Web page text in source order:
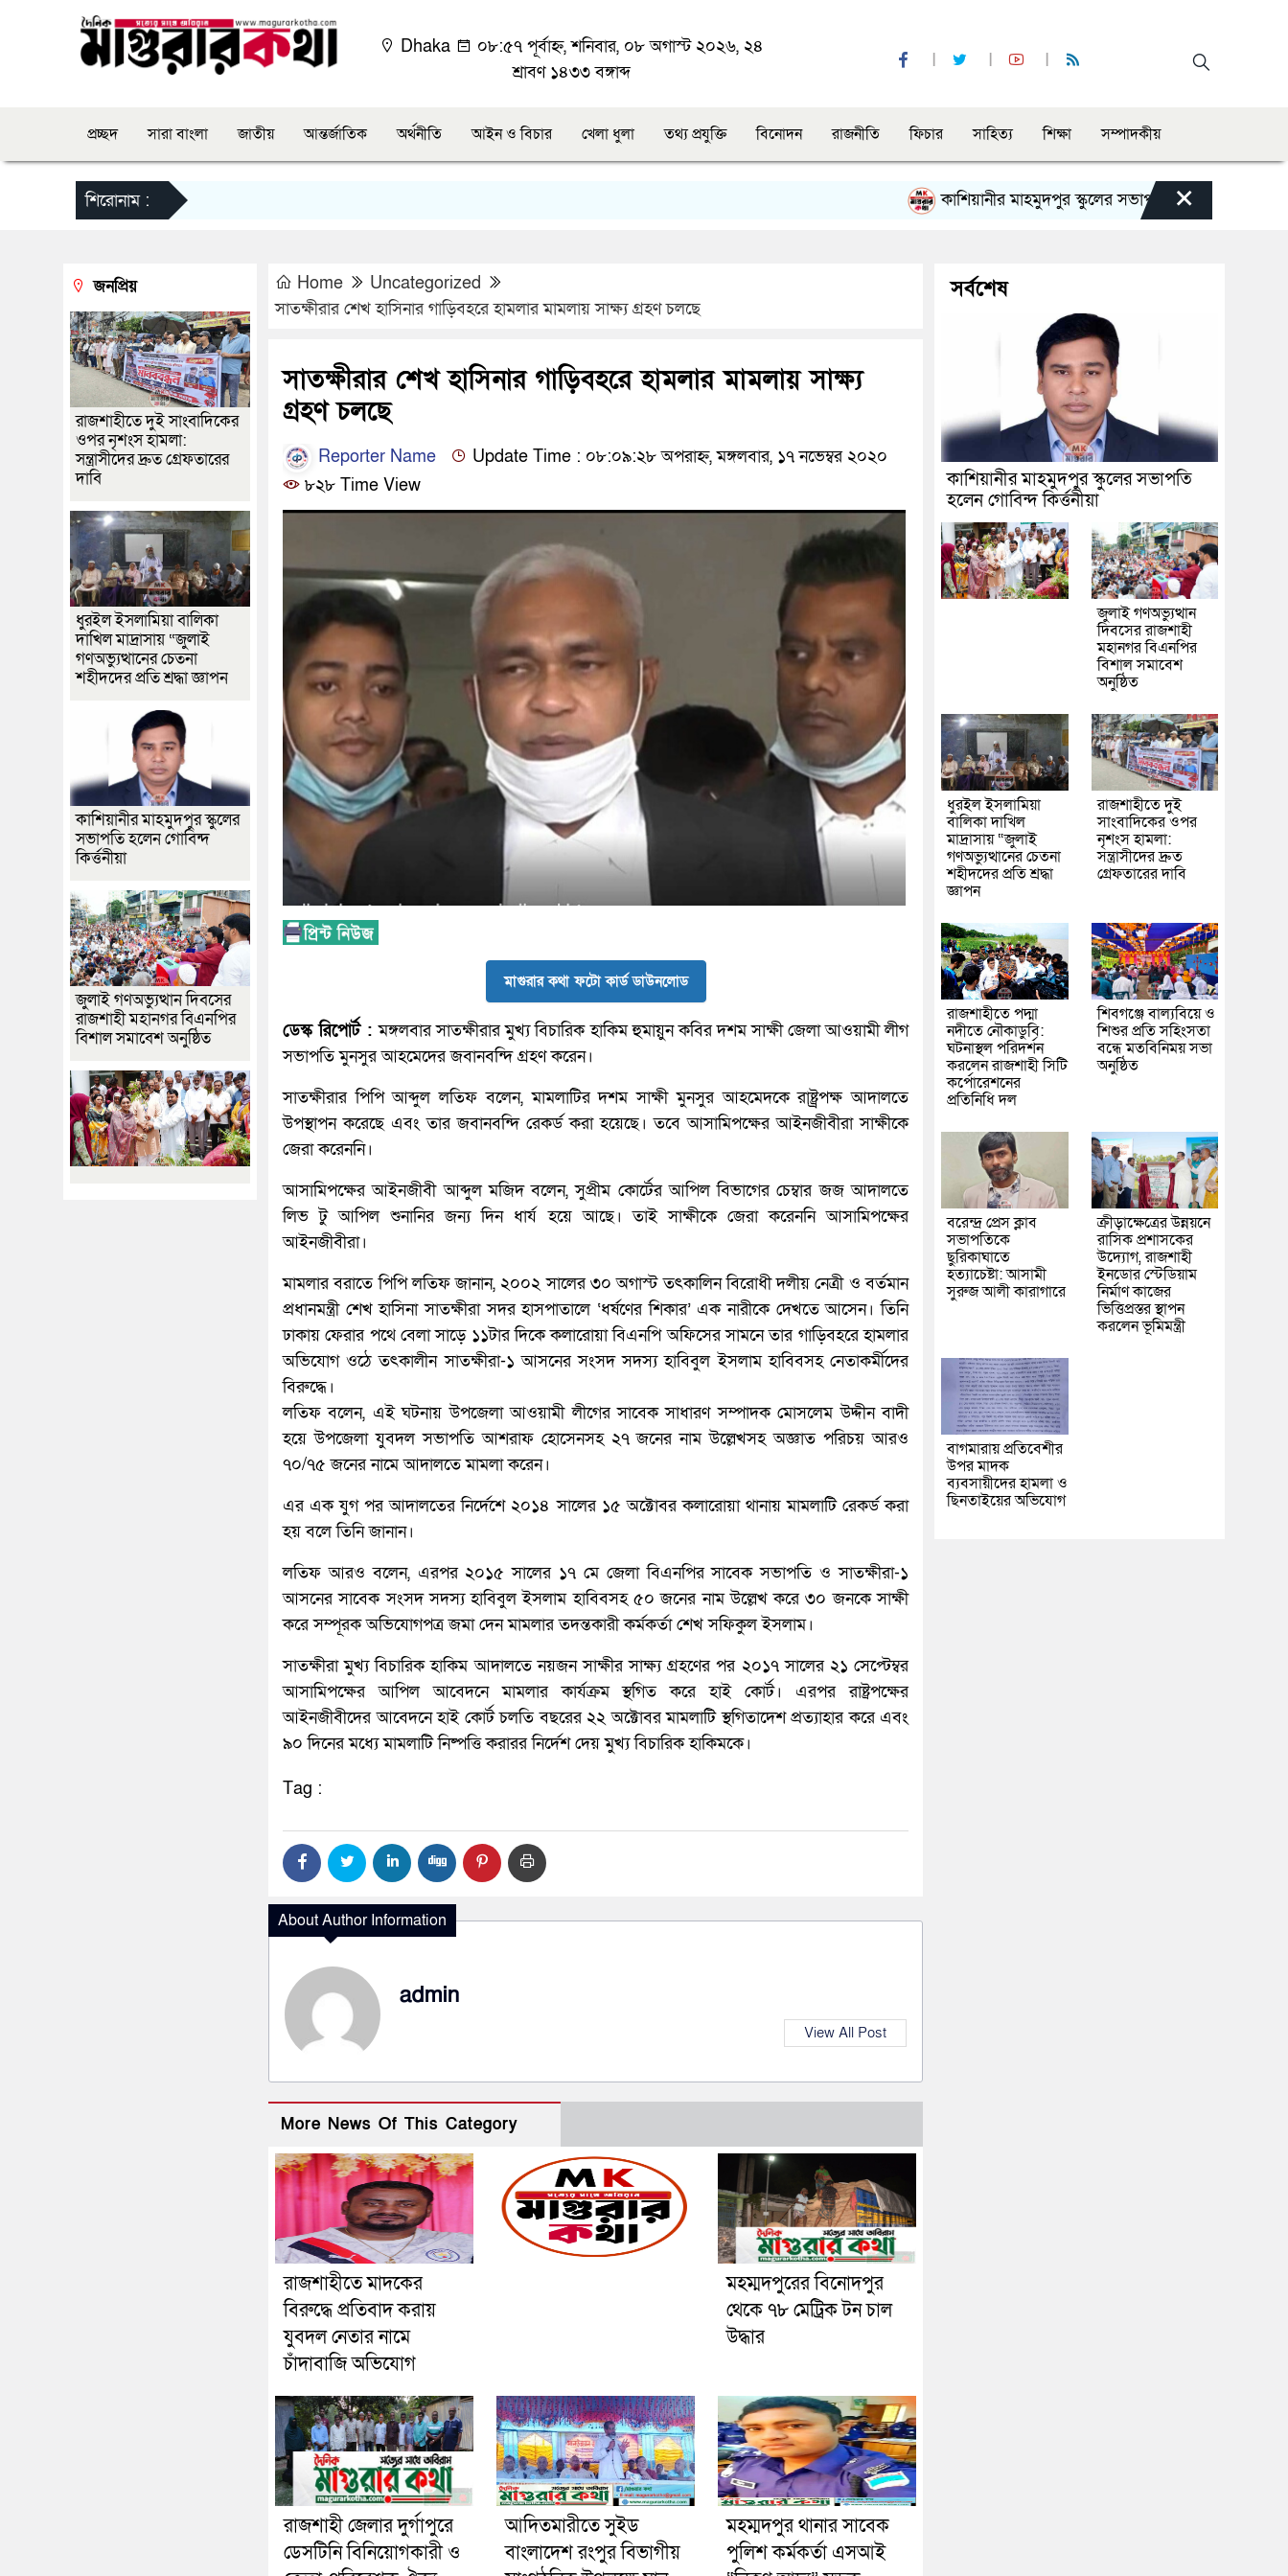
Dhaka
০৮:৫৭ পূর্বাহ্ন, শনিবার, ০৮ অগাস্ট ২০২৬, ২৪
শ্রাবণ ১৪৩৩ বঙ্গাব্দ
প্রচ্ছদ সারা বাংলা জাতীয় আন্তর্জাতিক অর্থনীতি আইন ও বিচার খেলা ধুলা তথ্য প্রযুক্তি বিনোদন রাজনীতি ফিচার সাহিত্য শিক্ষা সম্পাদকীয়
শিরোনাম : কাশিয়ানীর মাহমুদপুর স্কুলের সভাপতি হলেন গোবিন্দ কির্ত্তনীয়া
×
Home
Uncategorized
সাতক্ষীরার শেখ হাসিনার গাড়িবহরে হামলার মামলায় সাক্ষ্য গ্রহণ চলছে
সাতক্ষীরার শেখ হাসিনার গাড়িবহরে হামলার মামলায় সাক্ষ্য
গ্রহণ চলছে
Reporter Name
Update Time : ০৮:০৯:২৮ অপরাহ্ন, মঙ্গলবার, ১৭ নভেম্বর ২০২০
৮২৮ Time View
মাগুরার কথা ফটো কার্ড ডাউনলোড
ডেস্ক রিপোর্ট :মঙ্গলবার সাতক্ষীরার মুখ্য বিচারিক হাকিম হুমায়ুন কবির দশম সাক্ষী জেলা আওয়ামী লীগ
সভাপতি মুনসুর আহমেদের জবানবন্দি গ্রহণ করেন।
সাতক্ষীরার পিপি আব্দুল লতিফ বলেন, মামলাটির দশম সাক্ষী মুনসুর আহমেদকে রাষ্ট্র্রপক্ষ আদালতে
উপস্থাপন করেছে এবং তার জবানবন্দি রেকর্ড করা হয়েছে। তবে আসামিপক্ষের আইনজীবীরা সাক্ষীকে
জেরা করেননি।
আসামিপক্ষের আইনজীবী আব্দুল মজিদ বলেন, সুপ্রীম কোর্টের আপিল বিভাগের চেম্বার জজ আদালতে
লিভ টু আপিল শুনানির জন্য দিন ধার্য হয়ে আছে। তাই সাক্ষীকে জেরা করেননি আসামিপক্ষের
আইনজীবীরা।
মামলার বরাতে পিপি লতিফ জানান, ২০০২ সালের ৩০ অগাস্ট তৎকালিন বিরোধী দলীয় নেত্রী ও বর্তমান
প্রধানমন্ত্রী শেখ হাসিনা সাতক্ষীরা সদর হাসপাতালে ‘ধর্ষণের শিকার’ এক নারীকে দেখতে আসেন। তিনি
ঢাকায় ফেরার পথে বেলা সাড়ে ১১টার দিকে কলারোয়া বিএনপি অফিসের সামনে তার গাড়িবহরে হামলার
অভিযোগ ওঠে তৎকালীন সাতক্ষীরা-১ আসনের সংসদ সদস্য হাবিবুল ইসলাম হাবিবসহ নেতাকর্মীদের
বিরুদ্ধে।
লতিফ বলেন, এই ঘটনায় উপজেলা আওয়ামী লীগের সাবেক সাধারণ সম্পাদক মোসলেম উদ্দীন বাদী
হয়ে উপজেলা যুবদল সভাপতি আশরাফ হোসেনসহ ২৭ জনের নাম উল্লেখসহ অজ্ঞাত পরিচয় আরও
৭০/৭৫ জনের নামে আদালতে মামলা করেন।
এর এক যুগ পর আদালতের নির্দেশে ২০১৪ সালের ১৫ অক্টোবর কলারোয়া থানায় মামলাটি রেকর্ড করা
হয় বলে তিনি জানান।
লতিফ আরও বলেন, এরপর ২০১৫ সালের ১৭ মে জেলা বিএনপির সাবেক সভাপতি ও সাতক্ষীরা-১
আসনের সাবেক সংসদ সদস্য হাবিবুল ইসলাম হাবিবসহ ৫০ জনের নাম উল্লেখ করে ৩০ জনকে সাক্ষী
করে সম্পূরক অভিযোগপত্র জমা দেন মামলার তদন্তকারী কর্মকর্তা শেখ সফিকুল ইসলাম।
সাতক্ষীরা মুখ্য বিচারিক হাকিম আদালতে নয়জন সাক্ষীর সাক্ষ্য গ্রহণের পর ২০১৭ সালের ২১ সেপ্টেম্বর
আসামিপক্ষের আপিল আবেদনে মামলার কার্যক্রম স্থগিত করে হাই কোর্ট। এরপর রাষ্ট্রপক্ষের
আইনজীবীদের আবেদনে হাই কোর্ট চলতি বছরের ২২ অক্টোবর মামলাটি স্থগিতাদেশ প্রত্যাহার করে এবং
৯০ দিনের মধ্যে মামলাটি নিষ্পত্তি করারর নির্দেশ দেয় মুখ্য বিচারিক হাকিমকে।
Tag :
About Author Information
admin
View All Post
More News Of This Category
রাজশাহীতে মাদকের
বিরুদ্ধে প্রতিবাদ করায়
যুবদল নেতার নামে
চাঁদাবাজি অভিযোগ
মহম্মদপুরের বিনোদপুর
থেকে ৭৮ মেট্রিক টন চাল
উদ্ধার
রাজশাহী জেলার দুর্গাপুরে
ডেসটিনি বিনিয়োগকারী ও
আদিতমারীতে সুইড
বাংলাদেশ রংপুর বিভাগীয়
মহম্মদপুর থানার সাবেক
পুলিশ কর্মকর্তা এসআই
জনপ্রিয়
রাজশাহীতে দুই সাংবাদিকের
ওপর নৃশংস হামলা:
সন্ত্রাসীদের দ্রুত গ্রেফতারের
দাবি
ধুরইল ইসলামিয়া বালিকা
দাখিল মাদ্রাসায় “জুলাই
গণঅভ্যুত্থানের চেতনা
শহীদদের প্রতি শ্রদ্ধা জ্ঞাপন
কাশিয়ানীর মাহমুদপুর স্কুলের
সভাপতি হলেন গোবিন্দ
কির্ত্তনীয়া
জুলাই গণঅভ্যুত্থান দিবসের
রাজশাহী মহানগর বিএনপির
বিশাল সমাবেশ অনুষ্ঠিত
সর্বশেষ
কাশিয়ানীর মাহমুদপুর স্কুলের সভাপতি
হলেন গোবিন্দ কির্ত্তনীয়া
জুলাই গণঅভ্যুত্থান
দিবসের রাজশাহী
মহানগর বিএনপির
বিশাল সমাবেশ
অনুষ্ঠিত
ধুরইল ইসলামিয়া
বালিকা দাখিল
মাদ্রাসায় “জুলাই
গণঅভ্যুত্থানের চেতনা
শহীদদের প্রতি শ্রদ্ধা
জ্ঞাপন
রাজশাহীতে দুই
সাংবাদিকের ওপর
নৃশংস হামলা:
সন্ত্রাসীদের দ্রুত
গ্রেফতারের দাবি
রাজশাহীতে পদ্মা
নদীতে নৌকাডুবি:
ঘটনাস্থল পরিদর্শন
করলেন রাজশাহী সিটি
কর্পোরেশনের
প্রতিনিধি দল
শিবগঞ্জে বাল্যবিয়ে ও
শিশুর প্রতি সহিংসতা
বন্ধে মতবিনিময় সভা
অনুষ্ঠিত
বরেন্দ্র প্রেস ক্লাব
সভাপতিকে
ছুরিকাঘাতে
হত্যাচেষ্টা: আসামী
সুরুজ আলী কারাগারে
ক্রীড়াক্ষেত্রের উন্নয়নে
রাসিক প্রশাসকের
উদ্যোগ, রাজশাহী
ইনডোর স্টেডিয়াম
নির্মাণ কাজের
ভিত্তিপ্রস্তর স্থাপন
করলেন ভূমিমন্ত্রী
বাগমারায় প্রতিবেশীর
উপর মাদক
ব্যবসায়ীদের হামলা ও
ছিনতাইয়ের অভিযোগ